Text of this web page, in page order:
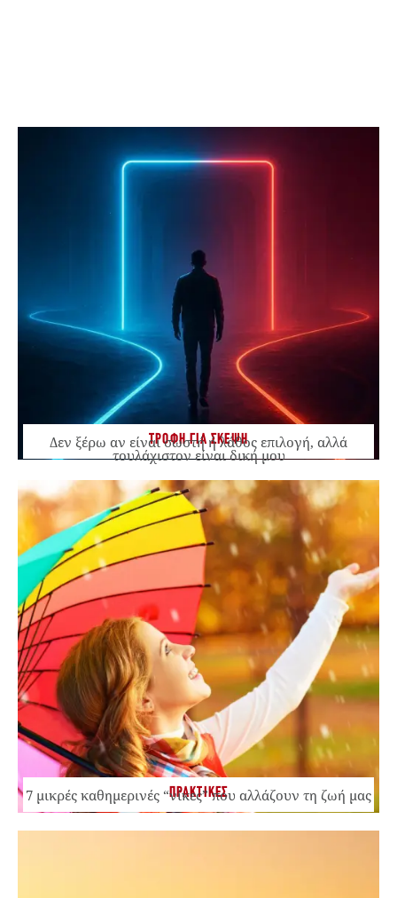
ΤΡΟΦΗ ΓΙΑ ΣΚΕΨΗ
Δεν ξέρω αν είναι σωστή ή λάθος επιλογή, αλλά
τουλάχιστον είναι δική μου
ΠΡΑΚΤΙΚΕΣ
7 μικρές καθημερινές “νίκες” που αλλάζουν τη ζωή μας